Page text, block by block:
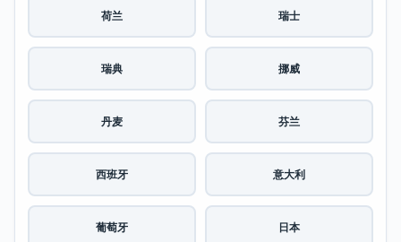
荷兰 瑞士
瑞典 挪威
丹麦 芬兰
西班牙 意大利
葡萄牙 日本